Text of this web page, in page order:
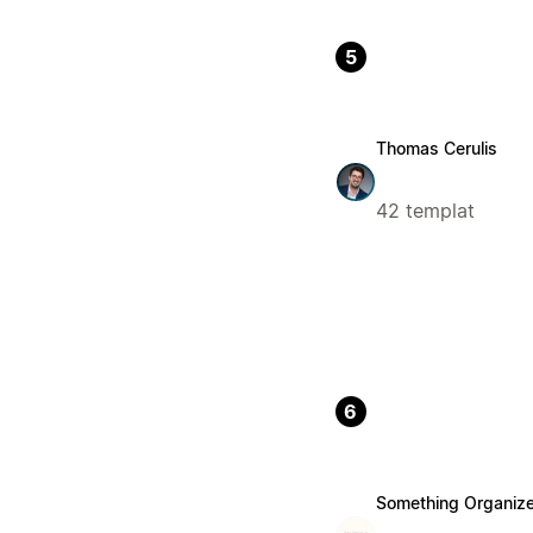
5
Thomas Cerulis
42 templat
6
Something